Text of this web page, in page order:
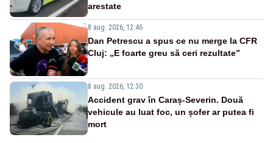
arestate
8 aug. 2026, 12:46
Dan Petrescu a spus ce nu merge la CFR
Cluj: „E foarte greu să ceri rezultate”
8 aug. 2026, 12:30
Accident grav în Caraș-Severin. Două
vehicule au luat foc, un șofer ar putea fi
mort